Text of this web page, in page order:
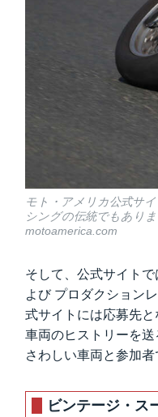
モト・アメリカ公式サ
シングの伝統でもありま
motoamerica.com
そして、公式サイト
よび プロダクション
式サイトには応募先
車両のヒストリーを
さわしい車両と参加
ビンテージ・ス